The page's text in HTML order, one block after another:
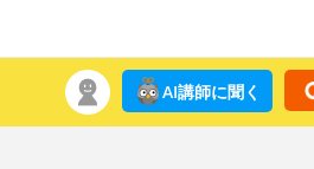
AI講師に聞く